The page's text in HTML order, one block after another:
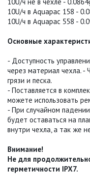
10U/ч в Aquapac 158 -
10U/ч в Aquapac 558 -
Основные
- Доступность
через материал чехла.
грязи и песка.
- Поставляется в
можете использовать
- При случайном
будет оставаться на
внутри чехла, а так же
Внимание!
Не для
герметичности IPX7.